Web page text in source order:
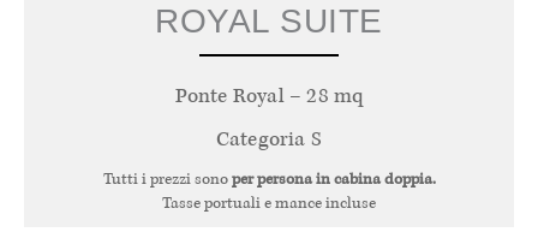
ROYAL SUITE
Ponte Royal – 28 mq
Categoria S
Tutti i prezzi sonoper persona in cabina doppia.
Tasse portuali e mance incluse